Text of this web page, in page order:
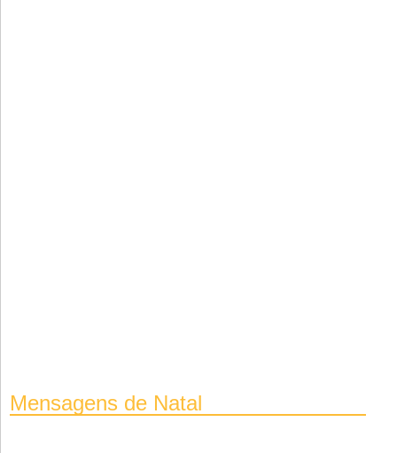
Mensagens de Natal